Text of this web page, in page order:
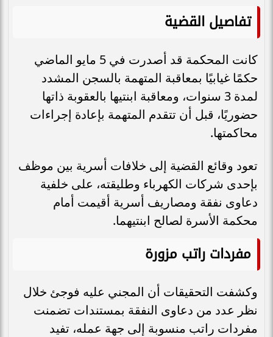
تفاصيل القضية
كانت المحكمة قد أصدرت في 5 مايو الماضي
حكمًا غيابيًا بمعاقبة المتهمة بالسجن المشدد
لمدة 3 سنوات، ومعاقبة ابنتيها بالعقوبة ذاتها
حضوريًا، قبل أن تتقدم المتهمة بإعادة إجراءات
محاكمتها.
تعود وقائع القضية إلى خلافات أسرية بين موظف
بإحدى شركات الكهرباء وطليقته، على خلفية
دعاوى نفقة ومصاريف أسرية أقيمت أمام
محكمة الأسرة لصالح ابنتيهما.
مفردات راتب مزورة
وكشفت التحقيقات أن المجني عليه فوجئ خلال
نظر عدد من دعاوى النفقة بمستندات تضمنت
مفردات راتب منسوبة إلى جهة عمله، تفيد